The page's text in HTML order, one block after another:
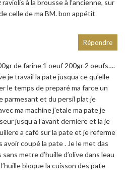
à la brousse à l’ancienne, sur
celle de ma BM. bon appétit
de farine 1 oeuf 200gr 2 oeufs….
je travail la pate jusqua ce qu’elle
le temps de preparé ma farce un
parmesant et du persil plat je
ma machine j’etale ma pate je
jusqu’a l’avant derniere et la je
a café sur la pate et je referme
avoir coupé la pate . Je le met das
metre d’huille d’olive dans leau
bloque la cuisson des pate
Répondre